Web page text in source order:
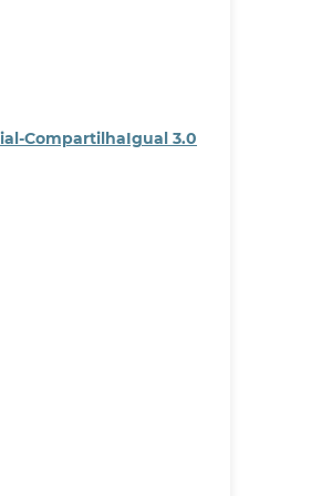
CompartilhaIgual 3.0